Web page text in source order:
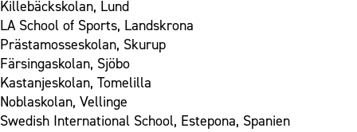
Killebäckskolan, Lund
LA School of Sports, Landskrona
Prästamosseskolan, Skurup
Färsingaskolan, Sjöbo
Kastanjeskolan, Tomelilla
Noblaskolan, Vellinge
Swedish International School, Estepona, Spanien